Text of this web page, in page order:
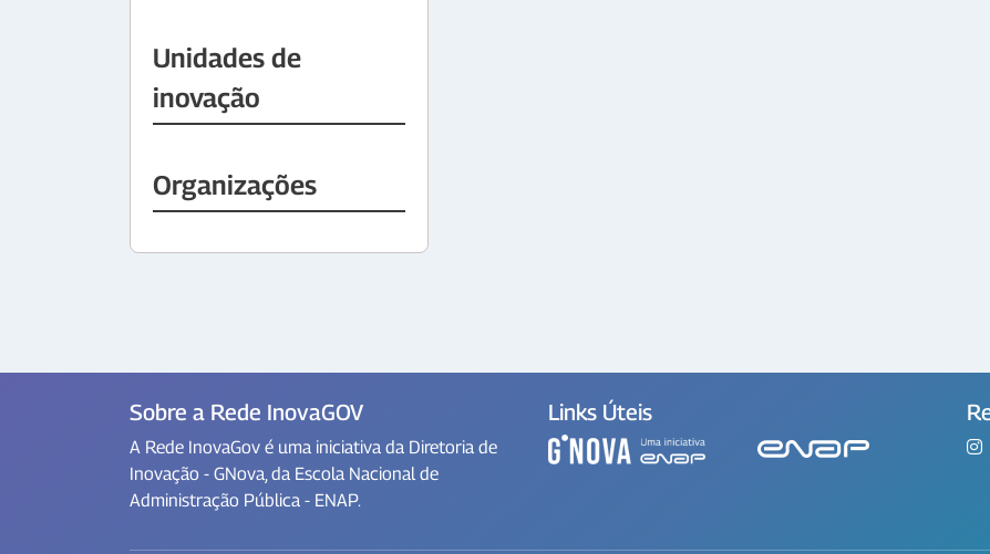
Unidades de
inovação
Organizações
Sobre a Rede InovaGOV
A Rede InovaGov é uma iniciativa da Diretoria de
Inovação - GNova, da Escola Nacional de
Administração Pública - ENAP.
Links Úteis